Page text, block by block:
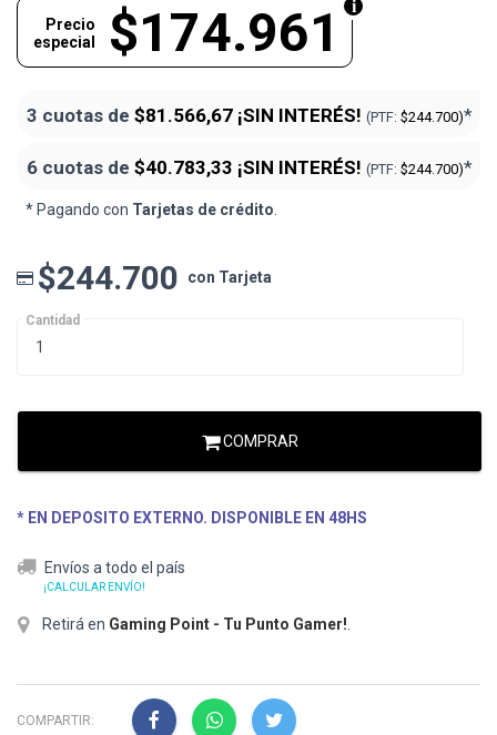
$174.961
Precio
especial
3 cuotas de $81.566,67 ¡SIN INTERÉS! (PTF: $244.700)*
6 cuotas de $40.783,33 ¡SIN INTERÉS! (PTF: $244.700)*
* Pagando con Tarjetas de crédito.
$244.700 con Tarjeta
Cantidad
COMPRAR
* EN DEPOSITO EXTERNO. DISPONIBLE EN 48HS
Envíos a todo el país
¡CALCULAR ENVÍO!
Retirá en Gaming Point - Tu Punto Gamer!
COMPARTIR: